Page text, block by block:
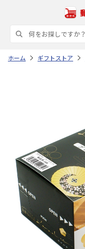
ホーム ギフトストア